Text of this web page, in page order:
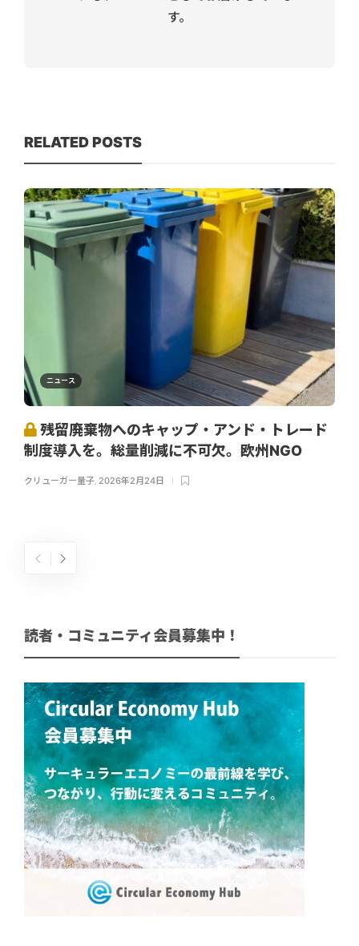
す。
RELATED POSTS
ニュース
残留廃棄物へのキャップ・アンド・トレード
制度導入を。総量削減に不可欠。欧州NGO
クリューガー量子, 2026年2月24日
読者・コミュニティ会員募集中！